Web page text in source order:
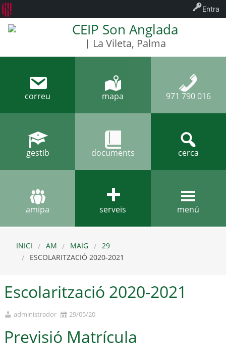
CEIP Son Anglada
| La Vileta, Palma
correu mapa 971 790 016
gestib documents cerca
amipa serveis menú
INICI AM MAIG
29
ESCOLARITZACIÓ 2020-2021
Escolarització 2020-2021
administrador 29/05/20
Previsió Matrícula
Entra